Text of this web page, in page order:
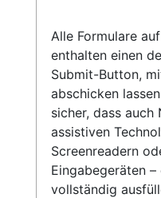
Alle Formulare
enthalten einen
Submit-Button,
abschicken
sicher, dass auch
assistiven
Screenreadern
Eingabegeräten
vollständig